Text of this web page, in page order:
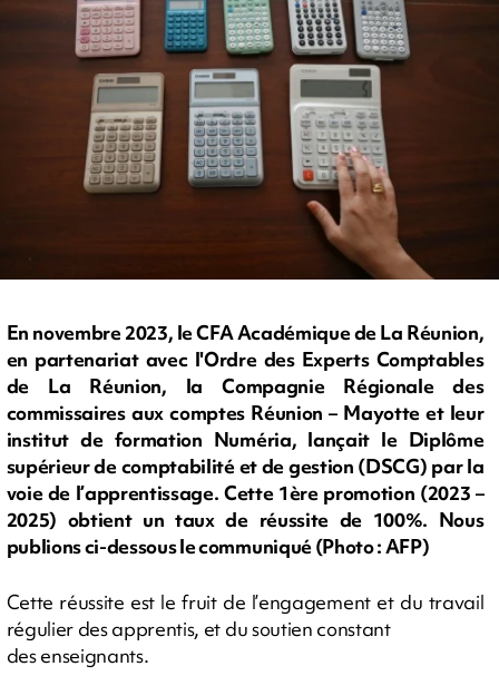
En novembre 2023, le CFA Académique de La Réunion,
en partenariat avec l'Ordre des Experts Comptables
de La Réunion, la Compagnie Régionale des
commissaires aux comptes Réunion – Mayotte et leur
institut de formation Numéria, lançait le Diplôme
supérieur de comptabilité et de gestion (DSCG) par la
voie de l’apprentissage. Cette 1ère promotion (2023 –
2025) obtient un taux de réussite de 100%. Nous
publions ci-dessous le communiqué (Photo : AFP)
Cette réussite est le fruit de l’engagement et du travail
régulier des apprentis, et du soutien constant
des enseignants.